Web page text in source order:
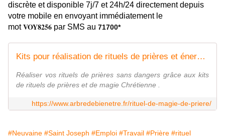
discrète et disponible 7j/7 et 24h/24 directement depuis
votre mobile en envoyant immédiatement le
motVOY8256 par SMS au 71700*
Kits pour réalisation de rituels de prières et énergétiques
Réaliser vos rituels de prières sans dangers grâce aux kits
de rituels de prières et de magie Chrétienne .
https://www.arbredebienetre.fr/rituel-de-magie-de-priere/
#Neuvaine #Saint Joseph #Emploi #Travail #Prière #rituel